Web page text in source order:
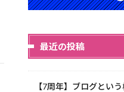
最近の投稿
【7周年】ブログとい